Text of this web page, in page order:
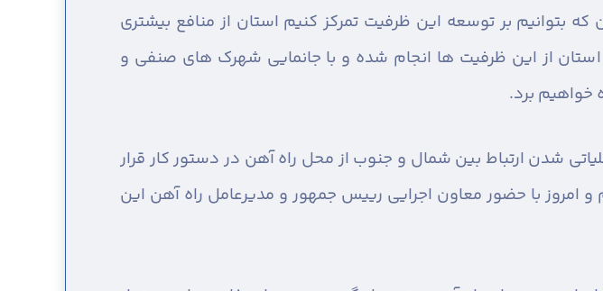
که بتوانیم بر توسعه این ظرفیت تمرکز کنیم استان از منافع بیشتری
استان از این ظرفیت ها انجام شده و با جانمایی شهرک های صنفی و
خواهیم برد.
شدن ارتباط بین شمال و جنوب از محل راه آهن در دستور کار قرار
امروز با حضور معاون اجرایی رییس جمهور و مدیرعامل راه آهن این